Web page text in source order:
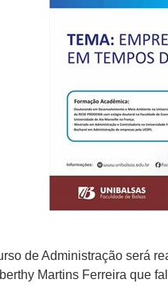
de Administração será
Martins Ferreira que